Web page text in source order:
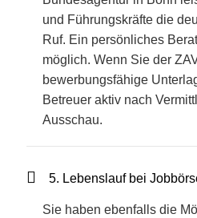
und Führungskräfte die
Ruf. Ein persönliches
möglich. Wenn Sie der
bewerbungsfähige
Betreuer aktiv nach
Ausschau.
5. Lebenslauf bei
Sie haben ebenfalls die